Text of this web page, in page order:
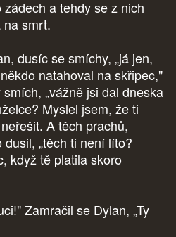
a tehdy se z nich
na smrt.
dusíc se smíchy, „já jen,
natahoval na skřipec,"
„vážně jsi dal dneska
Myslel jsem, že ti
A těch prachů,
„těch ti není líto?
když tě platila skoro
Zamračil se Dylan, „Ty